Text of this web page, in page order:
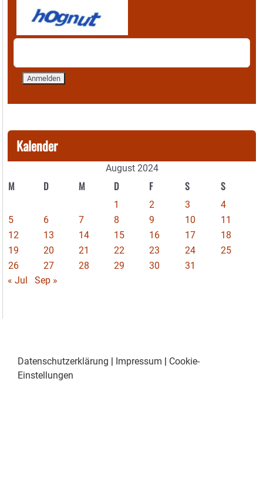
Kalender
August 2024
M D M D F S S
1 2 3
4
5
6 7 8 9 10
11
12
13 14 15 16 17
18
19
20 21 22 23 24
25
26
27 28 29 30
31
« Jul
Sep »
Datenschutzerklärung | Impressum | Cookie-
Einstellungen